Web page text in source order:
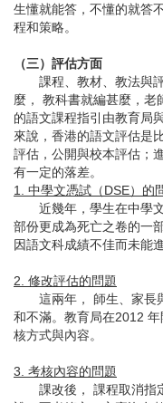
生懂就能答，不懂的就答
程和策略。
（三）評估方面
課程、教材、教法與評
麼， 教科書就編甚麼，老
的語文課程指引由教育局
來說，香港的語文評估是
評估，公開與校本評估；
有一定的落差。
1. 中學文憑試（DSE）的
近幾年，學生在中學文
部份更成為死亡之卷的一
因語文科成績不佳而未能
2. 修改評估的問題
這兩年， 師生、家長
和不滿。教育局在2012
核方式與內容。
3. 考核內容的問題
課改後， 課程取消指